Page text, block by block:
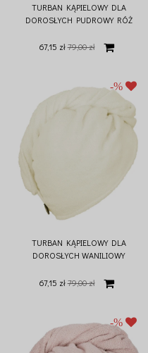
TURBAN KĄPIELOWY DLA
DOROSŁYCH PUDROWY RÓŻ
67,15 zł 79,00 zł
TURBAN KĄPIELOWY DLA
DOROSŁYCH WANILIOWY
67,15 zł 79,00 zł